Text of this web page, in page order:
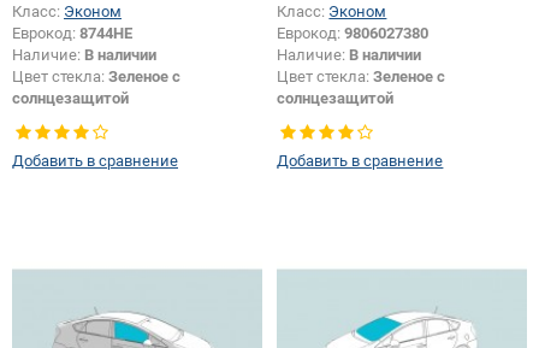
Класс: Эконом
Еврокод: 8744HE
Наличие: В наличии
Цвет стекла: Зеленое с
солнцезащитой
Тип стекла:Заднее стекло
Добавить в сравнение
Класс: Эконом
Еврокод:9806027380
Наличие: В наличии
Цвет стекла:Зеленое с
солнцезащитой
Тип стекла:Боковое стекло левое
Добавить в сравнение